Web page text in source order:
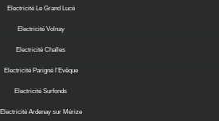
Electricité Le Grand Lucé
Electricité Volnay
Electricité Challes
Electricité Parigné l'Evêque
Electricité Surfonds
Electricité Ardenay sur Mérize